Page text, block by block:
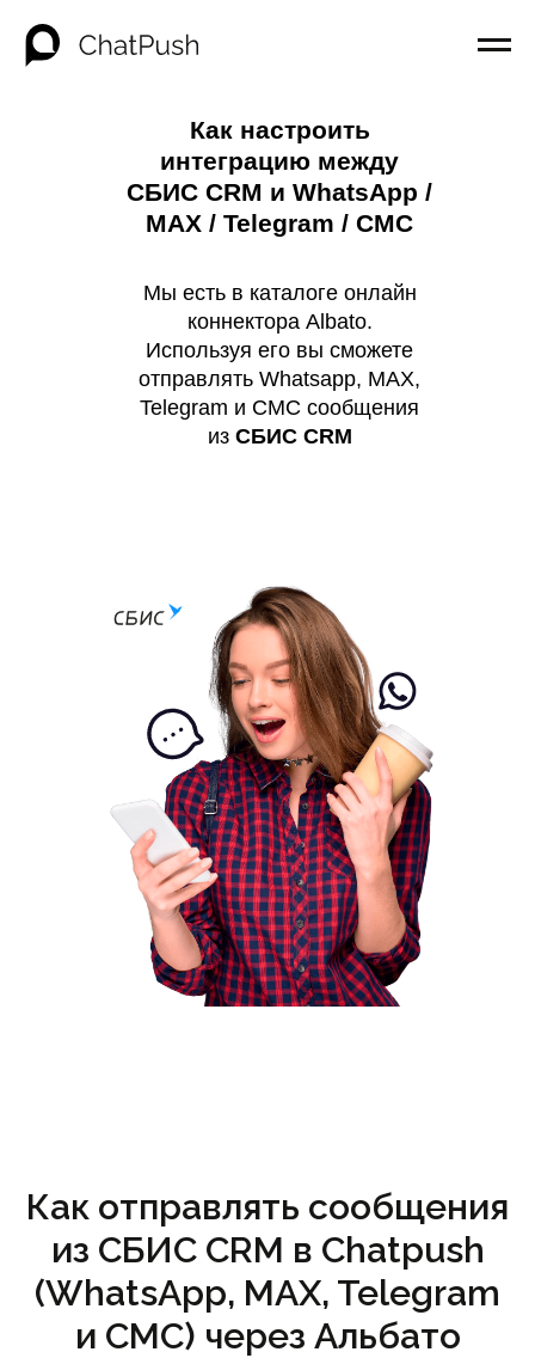
Как настроить
интеграцию между
СБИС CRM и WhatsApp /
MAX / Telegram / СМС
Мы есть в каталоге онлайн
коннектора Albato.
Используя его вы сможете
отправлять Whatsapp, MAX,
Telegram и СМС сообщения
из СБИС CRM
Как отправлять сообщения
из СБИС CRM в Chatpush
(WhatsApp, MAX, Telegram
и СМС) через Альбато